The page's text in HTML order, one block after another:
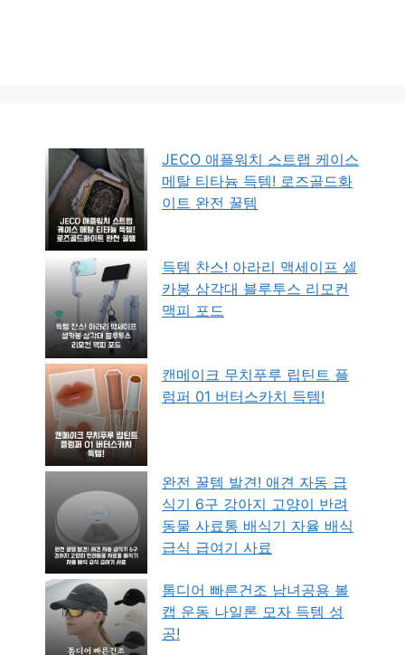
JECO 애플워치 스트랩 케이스
메탈 티타늄 득템! 로즈골드화
이트 완전 꿀템
득템 찬스! 아라리 맥세이프 셀
카봉 삼각대 블루투스 리모컨
맥피 포드
캔메이크 무치푸루 립틴트 플
럼퍼 01 버터스카치 득템!
완전 꿀템 발견! 애견 자동 급
식기 6구 강아지 고양이 반려
동물 사료통 배식기 자율 배식
급식 급여기 사료
톰디어 빠른건조 남녀공용 볼
캡 운동 나일론 모자 득템 성
공!